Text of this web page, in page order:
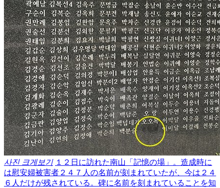
사진 크게보기 １２日に訪れた南山「記憶の場」。造成時に
は慰安婦被害者２４７人の名前が刻まれていたが、今は２４
６人だけが残されている。碑に名前を刻まれていることを知